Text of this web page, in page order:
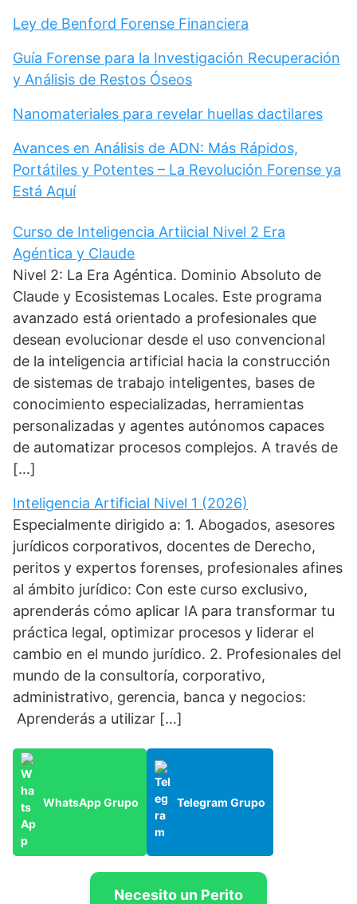
Ley de Benford Forense Financiera
Guía Forense para la Investigación Recuperación
y Análisis de Restos Óseos
Nanomateriales para revelar huellas dactilares
Avances en Análisis de ADN: Más Rápidos,
Portátiles y Potentes – La Revolución Forense ya
Está Aquí
Curso de Inteligencia Artiicial Nivel 2 Era
Agéntica y Claude
Nivel 2: La Era Agéntica. Dominio Absoluto de
Claude y Ecosistemas Locales. Este programa
avanzado está orientado a profesionales que
desean evolucionar desde el uso convencional
de la inteligencia artificial hacia la construcción
de sistemas de trabajo inteligentes, bases de
conocimiento especializadas, herramientas
personalizadas y agentes autónomos capaces
de automatizar procesos complejos. A través de
[…]
Inteligencia Artificial Nivel 1 (2026)
Especialmente dirigido a: 1. Abogados, asesores
jurídicos corporativos, docentes de Derecho,
peritos y expertos forenses, profesionales afines
al ámbito jurídico: Con este curso exclusivo,
aprenderás cómo aplicar IA para transformar tu
práctica legal, optimizar procesos y liderar el
cambio en el mundo jurídico. 2. Profesionales del
mundo de la consultoría, corporativo,
administrativo, gerencia, banca y negocios:
Aprenderás a utilizar […]
WhatsApp Grupo Telegram Grupo
Necesito un Perito